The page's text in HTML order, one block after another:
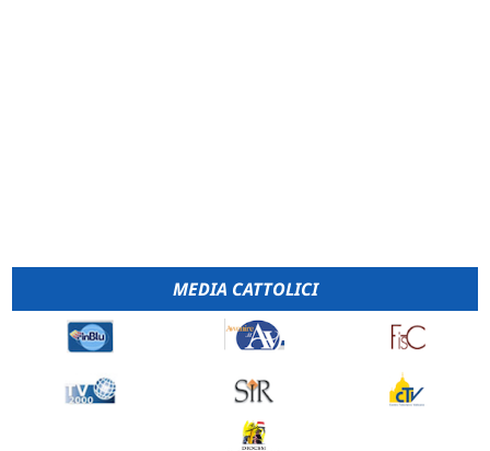
MEDIA CATTOLICI